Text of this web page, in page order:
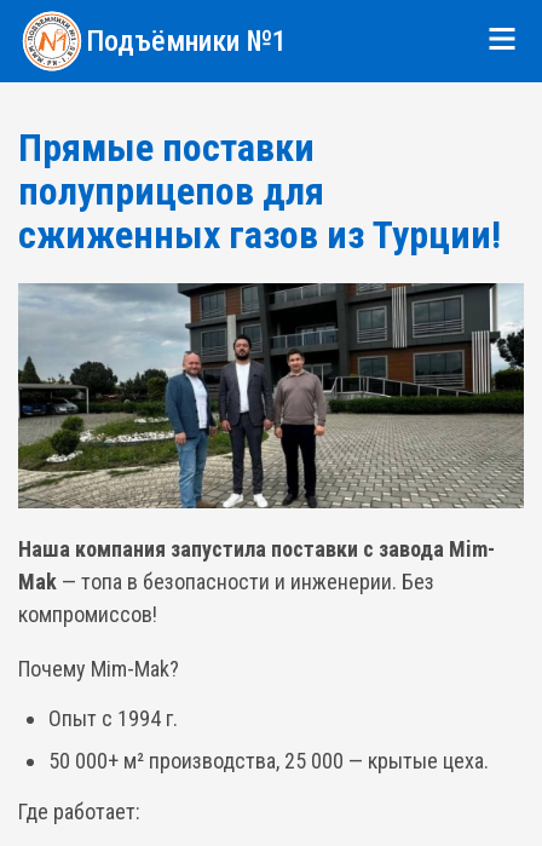
Подъёмники №1
Прямые поставки
полуприцепов для
сжиженных газов из Турции!
Наша компания запустила поставки с завода Mim-
Mak — топа в безопасности и инженерии. Без
компромиссов!
Почему Mim-Mak?
Опыт с 1994 г.
50 000+ м² производства, 25 000 — крытые цеха.
Где работает: